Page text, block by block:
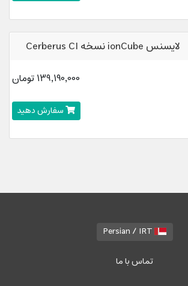
لایسنس ionCube نسخه Cerberus CI
139,190,000 تومان
سفارش دهید
تماس با ما